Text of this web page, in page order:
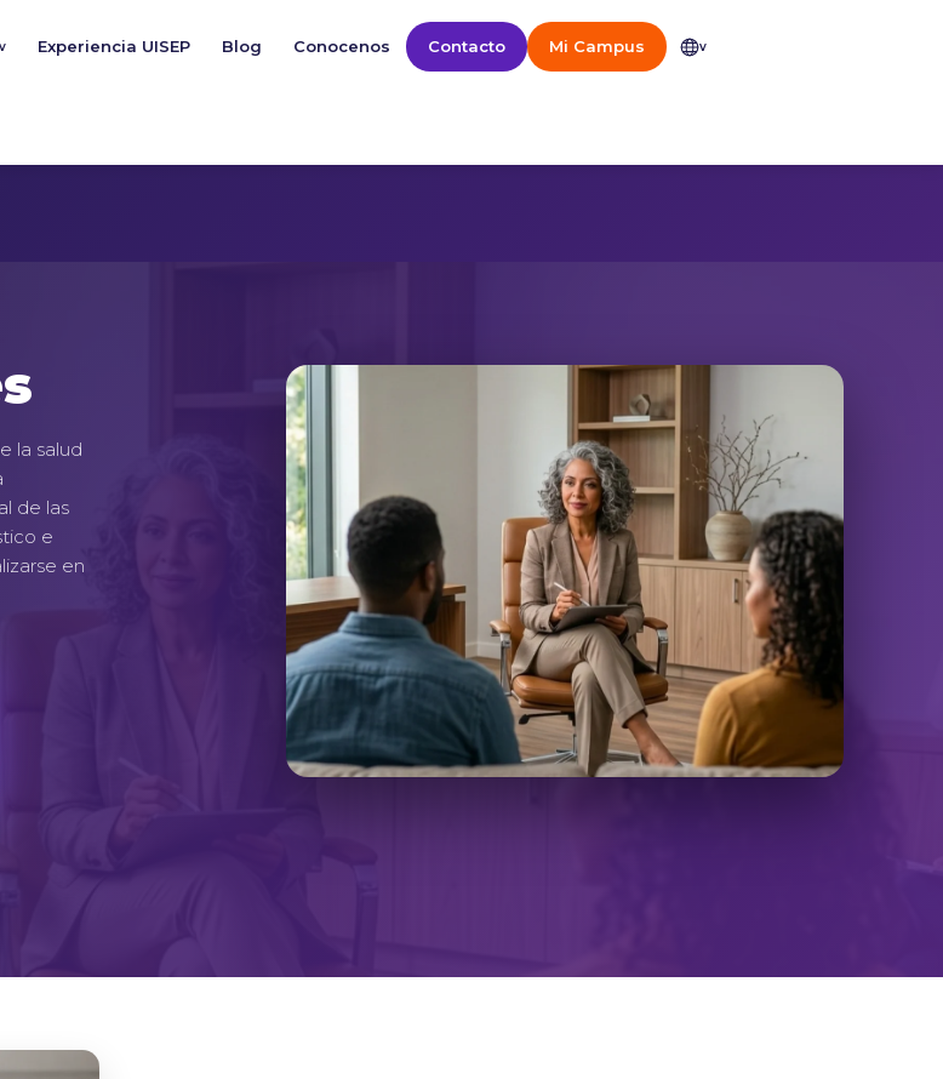
v Experiencia UISEP Blog Conocenos Contacto Mi Campus v
la salud
de las
e
en